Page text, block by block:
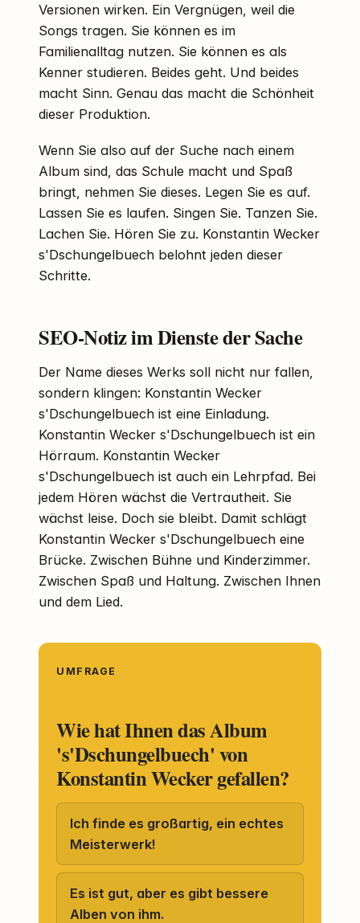
Versionen wirken. Ein Vergnügen, weil die
Songs tragen. Sie können es im
Familienalltag nutzen. Sie können es als
Kenner studieren. Beides geht. Und beides
macht Sinn. Genau das macht die Schönheit
dieser Produktion.
Wenn Sie also auf der Suche nach einem
Album sind, das Schule macht und Spaß
bringt, nehmen Sie dieses. Legen Sie es auf.
Lassen Sie es laufen. Singen Sie. Tanzen Sie.
Lachen Sie. Hören Sie zu. Konstantin Wecker
s'Dschungelbuech belohnt jeden dieser
Schritte.
SEO-Notiz im Dienste der Sache
Der Name dieses Werks soll nicht nur fallen,
sondern klingen: Konstantin Wecker
s'Dschungelbuech ist eine Einladung.
Konstantin Wecker s'Dschungelbuech ist ein
Hörraum. Konstantin Wecker
s'Dschungelbuech ist auch ein Lehrpfad. Bei
jedem Hören wächst die Vertrautheit. Sie
wächst leise. Doch sie bleibt. Damit schlägt
Konstantin Wecker s'Dschungelbuech eine
Brücke. Zwischen Bühne und Kinderzimmer.
Zwischen Spaß und Haltung. Zwischen Ihnen
und dem Lied.
UMFRAGE
Wie hat Ihnen das Album
's'Dschungelbuech' von
Konstantin Wecker gefallen?
Ich finde es großartig, ein echtes
Meisterwerk!
Es ist gut, aber es gibt bessere
Alben von ihm.